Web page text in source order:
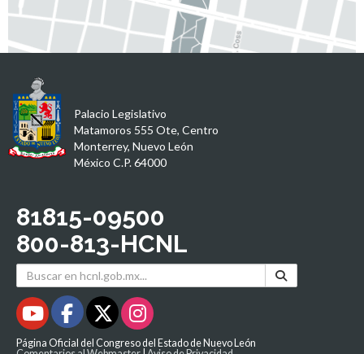
Palacio Legislativo
Matamoros 555 Ote, Centro
Monterrey, Nuevo León
México C.P. 64000
81815-09500
800-813-HCNL
Página Oficial del Congreso del Estado de Nuevo León